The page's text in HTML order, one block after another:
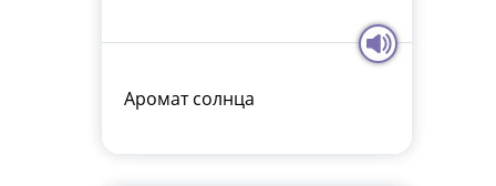
Аромат солнца